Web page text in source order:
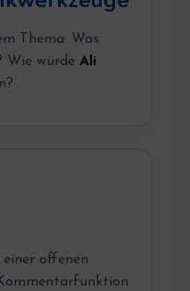
Thema: Was
Wie würde Ali
offenen